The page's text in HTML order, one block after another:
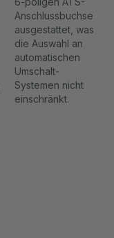
Anschlussbuchse
ausgestattet, was
die Auswahl an
automatischen
Umschalt-
Systemen nicht
einschränkt.